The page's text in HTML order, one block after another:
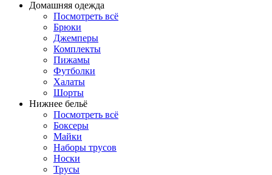
Домашняя одежда
Посмотреть всё
Брюки
Джемперы
Комплекты
Пижамы
Футболки
Халаты
Шорты
Нижнее бельё
Посмотреть всё
Боксеры
Майки
Наборы трусов
Носки
Трусы